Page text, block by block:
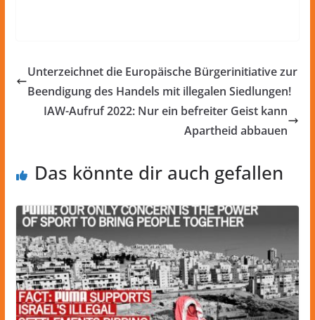
Unterzeichnet die Europäische Bürgerinitiative zur
Beendigung des Handels mit illegalen Siedlungen!
IAW-Aufruf 2022: Nur ein befreiter Geist kann
Apartheid abbauen
Das könnte dir auch gefallen